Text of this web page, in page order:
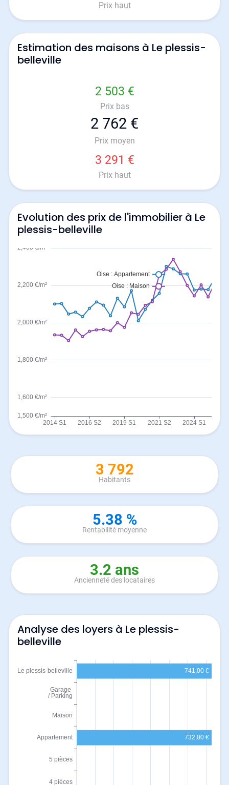
Prix haut
Estimation des maisons à Le plessis-
belleville
2 503 €
Prix bas
2 762 €
Prix moyen
3 291 €
Prix haut
Evolution des prix de l'immobilier à Le
plessis-belleville
3 792
Habitants
5.38 %
Rentabilité moyenne
3.2 ans
Ancienneté des locataires
Analyse des loyers à Le plessis-
belleville